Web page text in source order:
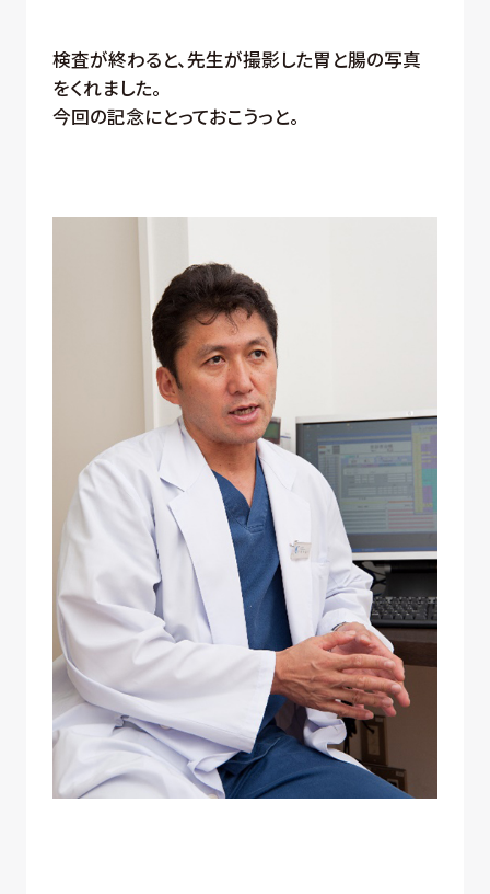
検査が終わると、先生が撮影した胃と腸の写真
をくれました。
今回の記念にとっておこうっと。